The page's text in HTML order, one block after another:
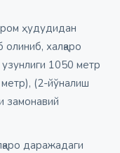
ҳудудидан
халқаро
1050 метр
(2-йўналиш
замонавий
даражадаги